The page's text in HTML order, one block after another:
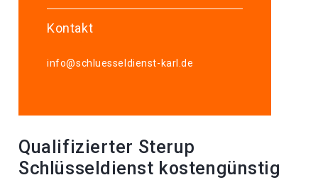
Kontakt
info@schluesseldienst-karl.de
Qualifizierter Sterup
Schlüsseldienst kostengünstig